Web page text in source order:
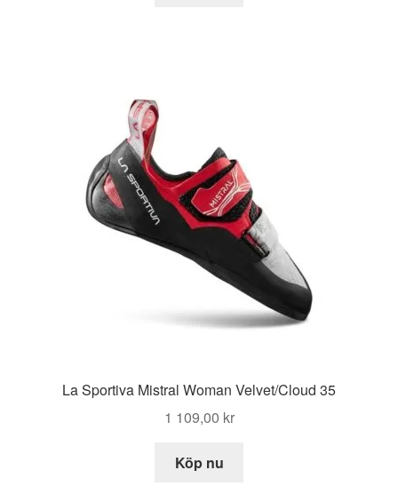
La Sportiva Mistral Woman Velvet/Cloud 35
1 109,00 kr
Köp nu